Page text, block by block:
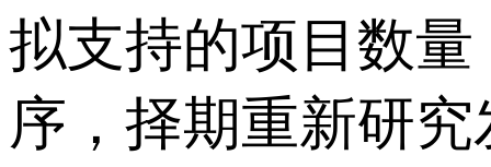
拟支持的项目数
序，择期重新研